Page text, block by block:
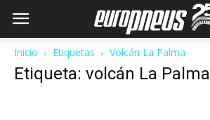
Inicio Etiquetas Volcán La Palma
Etiqueta: volcán La Palma